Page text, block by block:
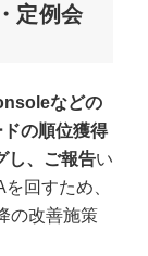
定例会
などの
の順位獲得
し、ご報告い
回すため、
の改善施策